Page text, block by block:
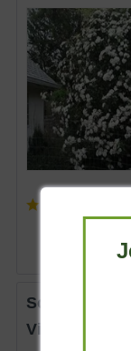
Schneeball
Viburnum